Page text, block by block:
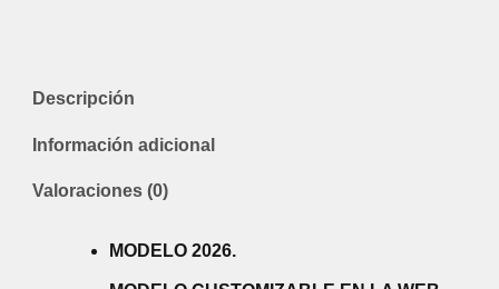
Descripción
Información adicional
Valoraciones (0)
MODELO 2026.